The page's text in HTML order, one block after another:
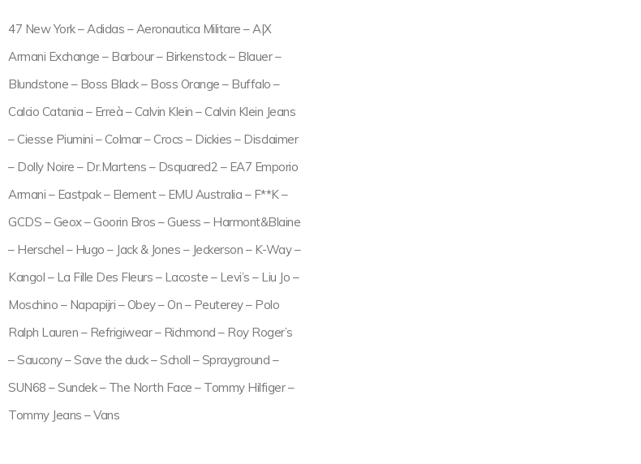
47 New York – Adidas – Aeronautica Militare – A|X
Armani Exchange – Barbour – Birkenstock – Blauer –
Blundstone – Boss Black – Boss Orange – Buffalo –
Calcio Catania – Erreà – Calvin Klein – Calvin Klein Jeans
– Ciesse Piumini – Colmar – Crocs – Dickies – Disclaimer
– Dolly Noire – Dr.Martens – Dsquared2 – EA7 Emporio
Armani – Eastpak – Element – EMU Australia – F**K –
GCDS – Geox – Goorin Bros – Guess – Harmont&Blaine
– Herschel – Hugo – Jack & Jones – Jeckerson – K-Way –
Kangol – La Fille Des Fleurs – Lacoste – Levi’s – Liu Jo –
Moschino – Napapijri – Obey – On – Peuterey – Polo
Ralph Lauren – Refrigiwear – Richmond – Roy Roger’s
– Saucony – Save the duck – Scholl – Sprayground –
SUN68 – Sundek – The North Face – Tommy Hilfiger –
Tommy Jeans – Vans